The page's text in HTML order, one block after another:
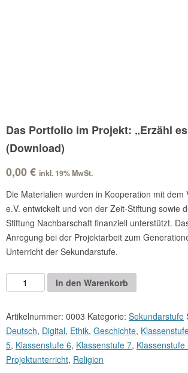
Das Portfolio im Projekt: „Erzähl
(Download)
0,00€ inkl. 19% MwSt.
Die Materialien wurden in Kooperation mit dem
e.V. entwickelt und von der Zeit-Stiftung sowie
Stiftung Nachbarschaft finanziell unterstützt.
Anregung bei der Projektarbeit zum
Unterricht der Sekundarstufe.
Portfolio
Projekt:
"Erzähl
es
mir
In den Warenkorb
Artikelnummer: 0003 Kategorie: Sekundarstufe
Deutsch, Digital, Ethik, Geschichte,
5, Klassenstufe 6, Klassenstufe 7, Klassenstufe
Projektunterricht, Religion